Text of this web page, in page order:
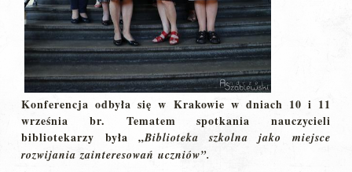
Konferencja odbyła się w Krakowie w dniach 10 i 11
września br. Tematem spotkania nauczycieli
bibliotekarzy była „Biblioteka szkolna jako miejsce
rozwijania zainteresowań uczniów”.